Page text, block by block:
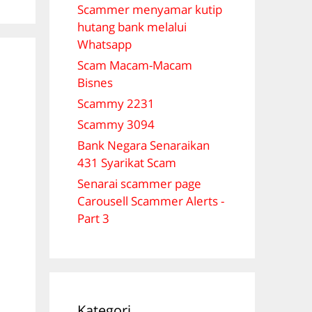
Scammer menyamar kutip
hutang bank melalui
Whatsapp
Scam Macam-Macam
Bisnes
Scammy 2231
Scammy 3094
Bank Negara Senaraikan
431 Syarikat Scam
Senarai scammer page
Carousell Scammer Alerts -
Part 3